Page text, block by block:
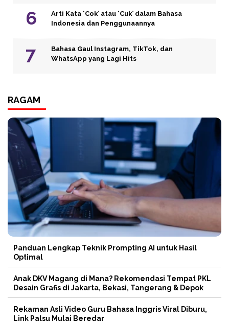
Arti Kata ‘Cok’ atau ‘Cuk’ dalam Bahasa
Indonesia dan Penggunaannya
Bahasa Gaul Instagram, TikTok, dan
WhatsApp yang Lagi Hits
RAGAM
Panduan Lengkap Teknik Prompting AI untuk Hasil
Optimal
Anak DKV Magang di Mana? Rekomendasi Tempat PKL
Desain Grafis di Jakarta, Bekasi, Tangerang & Depok
Rekaman Asli Video Guru Bahasa Inggris Viral Diburu,
Link Palsu Mulai Beredar